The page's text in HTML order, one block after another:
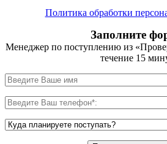
Политика обработки
Заполните
Менеджер по поступлению из
течение 15